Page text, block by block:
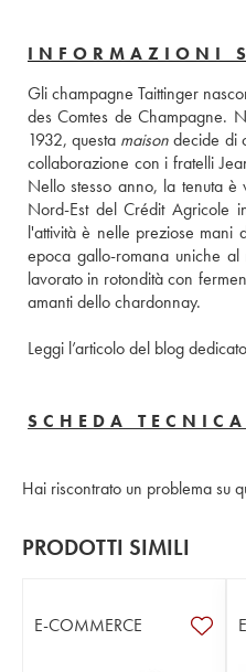
INFORMAZIONI
Gli champagne Taittinger
des Comtes de Champagne.
1932, questa maison decide di
collaborazione con i fratelli
Nello stesso anno, la tenuta è
Nord-Est del Crédit Agricole
l'attività è nelle preziose mani
epoca gallo-romana uniche
lavorato in rotondità con
amanti dello chardonnay.
Leggi l’articolo del blog
SCHEDA TECNICA
Hai riscontrato un problema su
PRODOTTI SIMILI
E-COMMERCE